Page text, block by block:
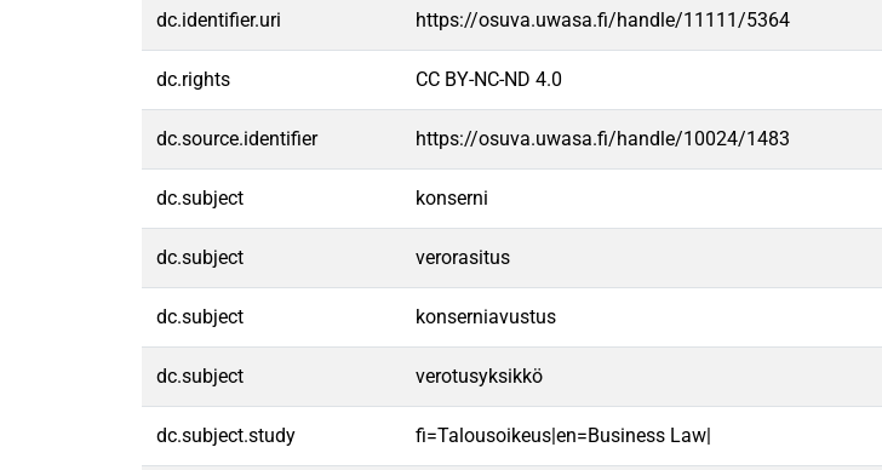
dc.identifier.uri https://osuva.uwasa.fi/handle/11111/5364
dc.rights CC BY-NC-ND 4.0
dc.source.identifier https://osuva.uwasa.fi/handle/10024/1483
dc.subject konserni
dc.subject verorasitus
dc.subject konserniavustus
dc.subject verotusyksikkö
dc.subject.study fi=Talousoikeus|en=Business Law|